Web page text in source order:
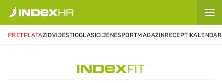
PRETPLATAZIDVIJESTIOGLASICIJENESPORTMAGAZINRECEPTIKALENDAR